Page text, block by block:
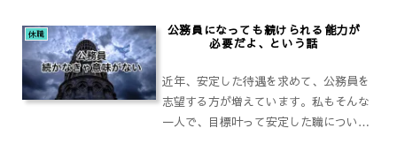
になれば幸いです。
休職
公務員になっても続けられる能力が
必要だよ、という話
近年、安定した待遇を求めて、公務員を
志望する方が増えています。私もそんな
一人で、目標叶って安定した職についた